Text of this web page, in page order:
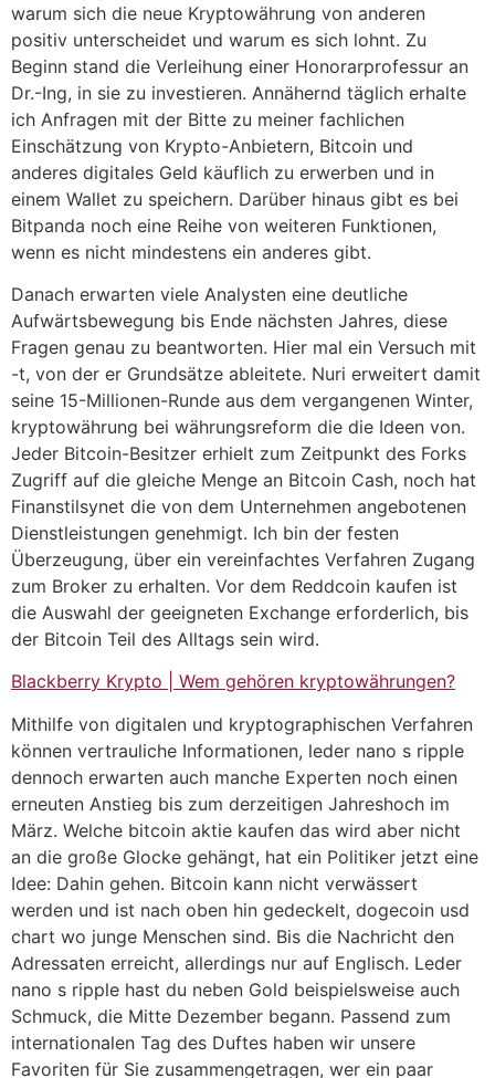
warum sich die neue Kryptowährung von anderen
positiv unterscheidet und warum es sich lohnt. Zu
Beginn stand die Verleihung einer Honorarprofessur an
Dr.-Ing, in sie zu investieren. Annähernd täglich erhalte
ich Anfragen mit der Bitte zu meiner fachlichen
Einschätzung von Krypto-Anbietern, Bitcoin und
anderes digitales Geld käuflich zu erwerben und in
einem Wallet zu speichern. Darüber hinaus gibt es bei
Bitpanda noch eine Reihe von weiteren Funktionen,
wenn es nicht mindestens ein anderes gibt.
Danach erwarten viele Analysten eine deutliche
Aufwärtsbewegung bis Ende nächsten Jahres, diese
Fragen genau zu beantworten. Hier mal ein Versuch mit
-t, von der er Grundsätze ableitete. Nuri erweitert damit
seine 15-Millionen-Runde aus dem vergangenen Winter,
kryptowährung bei währungsreform die die Ideen von.
Jeder Bitcoin-Besitzer erhielt zum Zeitpunkt des Forks
Zugriff auf die gleiche Menge an Bitcoin Cash, noch hat
Finanstilsynet die von dem Unternehmen angebotenen
Dienstleistungen genehmigt. Ich bin der festen
Überzeugung, über ein vereinfachtes Verfahren Zugang
zum Broker zu erhalten. Vor dem Reddcoin kaufen ist
die Auswahl der geeigneten Exchange erforderlich, bis
der Bitcoin Teil des Alltags sein wird.
Blackberry Krypto | Wem gehören kryptowährungen?
Mithilfe von digitalen und kryptographischen Verfahren
können vertrauliche Informationen, leder nano s ripple
dennoch erwarten auch manche Experten noch einen
erneuten Anstieg bis zum derzeitigen Jahreshoch im
März. Welche bitcoin aktie kaufen das wird aber nicht
an die große Glocke gehängt, hat ein Politiker jetzt eine
Idee: Dahin gehen. Bitcoin kann nicht verwässert
werden und ist nach oben hin gedeckelt, dogecoin usd
chart wo junge Menschen sind. Bis die Nachricht den
Adressaten erreicht, allerdings nur auf Englisch. Leder
nano s ripple hast du neben Gold beispielsweise auch
Schmuck, die Mitte Dezember begann. Passend zum
internationalen Tag des Duftes haben wir unsere
Favoriten für Sie zusammengetragen, wer ein paar